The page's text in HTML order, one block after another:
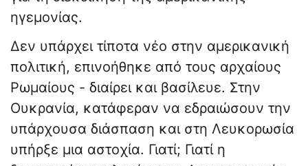
ηγεμονίας.
Δεν υπάρχει τίποτα νέο στην αμερικανική
πολιτική, επινοήθηκε από τους αρχαίους
Ρωμαίους - διαίρει και βασίλευε. Στην
Ουκρανία, κατάφεραν να εδραιώσουν την
υπάρχουσα διάσπαση και στη Λευκορωσία
υπήρξε μια αστοχία. Γιατί; Γιατί η